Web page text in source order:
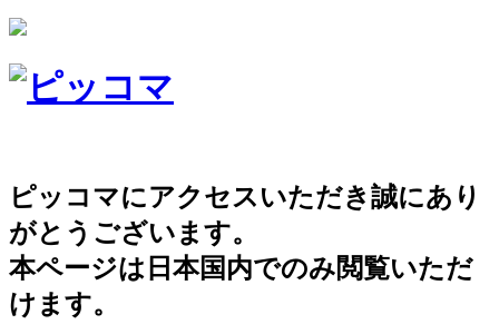
ピッコマにアクセスいただき誠にあり
がとうございます。
本ページは日本国内でのみ閲覧いただ
けます。